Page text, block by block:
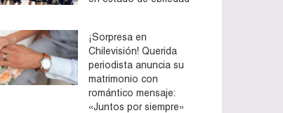
¡Sorpresa en
Chilevisión! Querida
periodista anuncia su
matrimonio con
romántico mensaje:
«Juntos por siempre»